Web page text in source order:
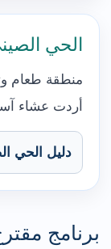
الحي
منطقة طعام
أردت عشاء
دليل الحي
برنامج